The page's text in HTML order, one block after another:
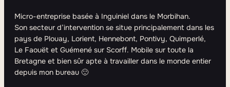
Micro-entreprise basée à Inguiniel dans le Morbihan.
Son secteur d’intervention se situe principalement dans les
pays de Plouay, Lorient, Hennebont, Pontivy, Quimperlé,
Le Faouët et Guémené sur Scorff. Mobile sur toute la
Bretagne et bien sûr apte à travailler dans le monde entier
depuis mon bureau 🙂